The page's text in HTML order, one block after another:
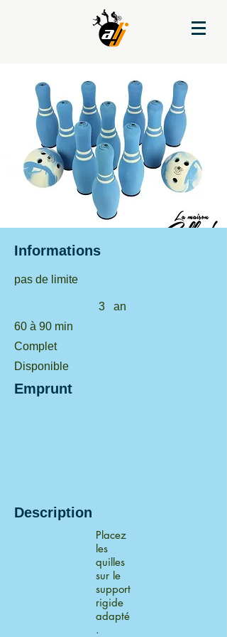
Informations
pas de limite
3
an
60 à 90 min
Complet
Disponible
Emprunt
Description
Placez
les
quilles
sur le
support
rigide
adapté
.